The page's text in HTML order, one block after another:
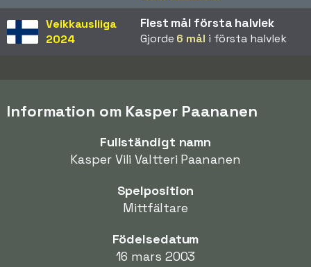
Veikkausliiga
2024
Flest mål första halvlek
Gjorde 6 mål i första halvlek
Information om Kasper Paananen
Fullständigt namn
Kasper Vili Valtteri Paananen
Spelposition
Mittfältare
Födelsedatum
16 mars 2003